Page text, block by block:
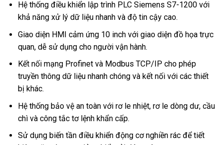
Hệ thống điều khiển lập trình PLC Siemens S7-1200 với
khả năng xử lý dữ liệu nhanh và độ tin cậy cao.
Giao diện HMI cảm ứng 10 inch với giao diện đồ họa trực
quan, dễ sử dụng cho người vận hành.
Kết nối mạng Profinet và Modbus TCP/IP cho phép
truyền thông dữ liệu nhanh chóng và kết nối với các thiết
bị khác.
Hệ thống bảo vệ an toàn với rơ le nhiệt, rơ le dòng dư, cầu
chì và công tắc tơ lệnh khẩn cấp.
Sử dụng biến tần điều khiển động cơ nghiền rác để tiết